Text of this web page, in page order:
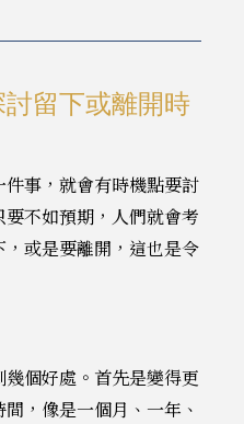
留下或離開時
事，就會有時機點要討
不如預期，人們就會考
或是要離開，這也是令
個好處。首先是變得更
，像是一個月、一年、